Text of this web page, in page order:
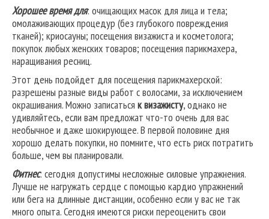
Хорошее время для: очищающих масок для лица и тела;
омолаживающих процедур (без глубокого повреждения
тканей); криосауны; посещения визажиста и косметолога;
покупок любых женских товаров; посещения парикмахера,
наращивания ресниц.
Этот день подойдет для посещения парикмахерской:
разрешены разные виды работ с волосами, за исключением
окрашивания. Можно записаться к визажисту, однако не
удивляйтесь, если вам предложат что-то очень для вас
необычное и даже шокирующее. В первой половине дня
хорошо делать покупки, но помните, что есть риск потратить
больше, чем вы планировали.
Фитнес: сегодня допустимы несложные силовые упражнения.
Лучше не нагружать сердце с помощью кардио упражнений
или бега на длинные дистанции, особенно если у вас не так
много опыта. Сегодня имеются риски переоценить свои